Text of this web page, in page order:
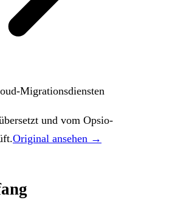
Migrationsdiensten
und vom Opsio-
Original ansehen →